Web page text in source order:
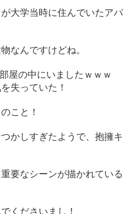
大学当時に住んでいたアパ
なんですけどね。
屋の中にいましたｗｗｗ
失っていた！
こと！
かしすぎたようで、抱擁キ
要なシーンが描かれている
くださいまし！